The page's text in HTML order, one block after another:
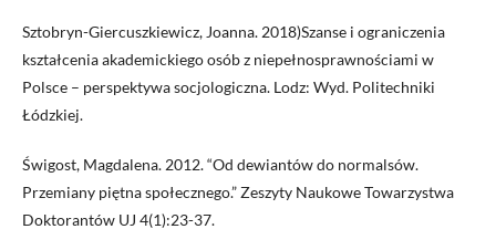
Sztobryn-Giercuszkiewicz, Joanna. 2018)Szanse i ograniczenia
kształcenia akademickiego osób z niepełnosprawnościami w
Polsce – perspektywa socjologiczna. Lodz: Wyd. Politechniki
Łódzkiej.
Świgost, Magdalena. 2012. “Od dewiantów do normalsów.
Przemiany piętna społecznego.” Zeszyty Naukowe Towarzystwa
Doktorantów UJ 4(1):23-37.